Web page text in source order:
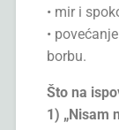
• mir i
•
borbu.
Što na
1) „Nisam